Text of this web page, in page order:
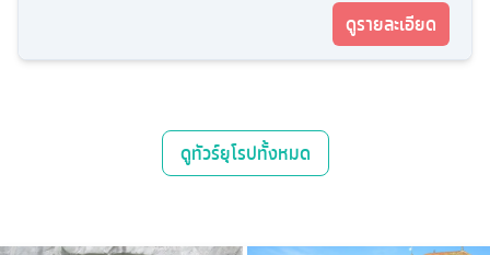
ดูรายละเอียด
ดูทัวร์ยุโรปทั้งหมด